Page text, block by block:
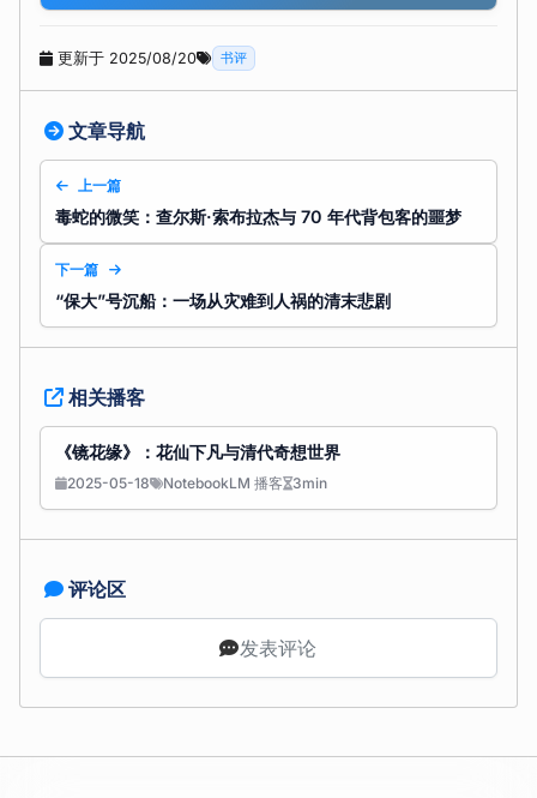
更新于 2025/08/20 书评
文章导航
上一篇
毒蛇的微笑：查尔斯·索布拉杰与 70 年代背包客的噩梦
下一篇
“保大”号沉船：一场从灾难到人祸的清末悲剧
相关播客
《镜花缘》：花仙下凡与清代奇想世界
2025-05-18 NotebookLM 播客 3min
评论区
发表评论